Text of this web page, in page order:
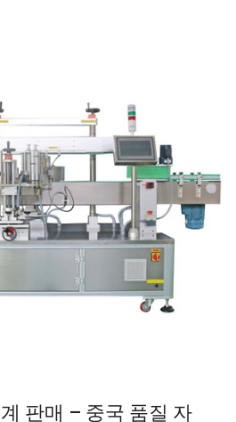
판매 – 중국 품질 자